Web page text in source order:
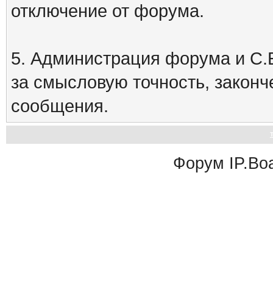
отключение от форума.
5. Администрация форума и
за смысловую точность,
сообщения.
Форум